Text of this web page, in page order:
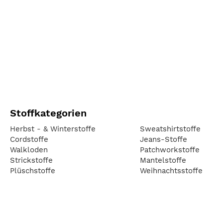
Stoffkategorien
Herbst - & Winterstoffe
Cordstoffe
Walkloden
Strickstoffe
Plüschstoffe
Sweatshirtstoffe
Jeans-Stoffe
Patchworkstoffe
Mantelstoffe
Weihnachtsstoffe